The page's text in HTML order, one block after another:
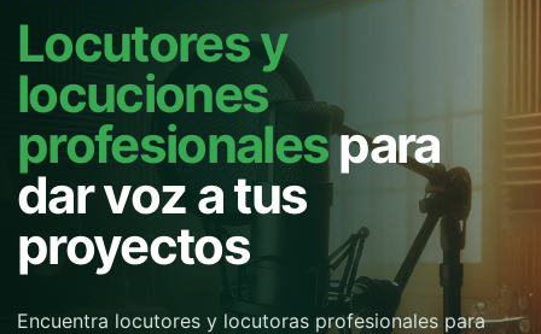
Locutores y
locuciones
profesionalespara
dar voz a tus
proyectos
Encuentra locutores y locutoras profesionales para